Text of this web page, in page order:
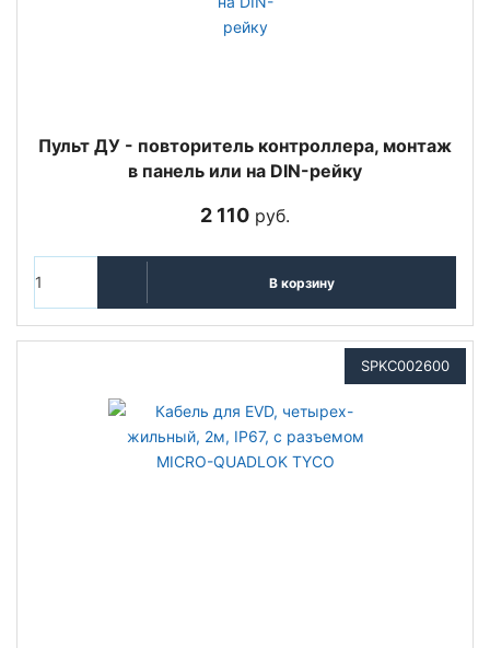
Пульт ДУ - повторитель контроллера, монтаж
в панель или на DIN-рейку
2 110 руб.
В корзину
SPKC002600